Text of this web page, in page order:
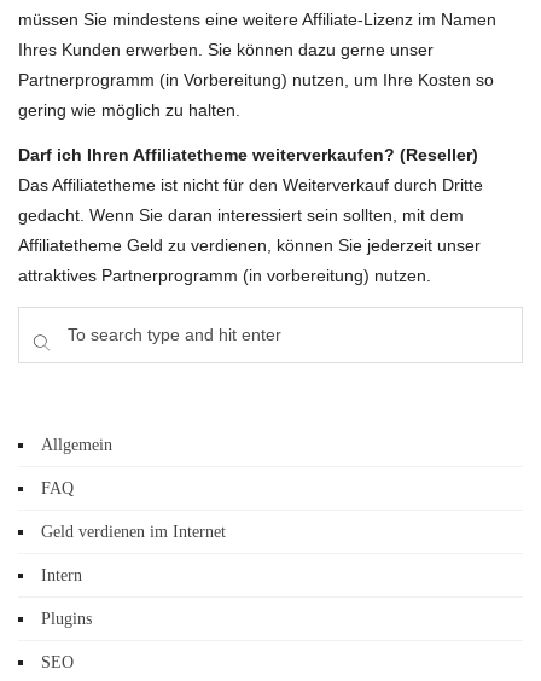
müssen Sie mindestens eine weitere Affiliate-Lizenz im Namen
Ihres Kunden erwerben. Sie können dazu gerne unser
Partnerprogramm (in Vorbereitung) nutzen, um Ihre Kosten so
gering wie möglich zu halten.
Darf ich Ihren Affiliatetheme weiterverkaufen? (Reseller)
Das Affiliatetheme ist nicht für den Weiterverkauf durch Dritte
gedacht. Wenn Sie daran interessiert sein sollten, mit dem
Affiliatetheme Geld zu verdienen, können Sie jederzeit unser
attraktives Partnerprogramm (in vorbereitung) nutzen.
Allgemein
FAQ
Geld verdienen im Internet
Intern
Plugins
SEO